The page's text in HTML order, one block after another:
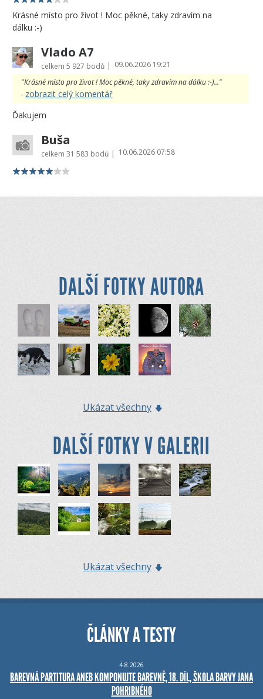
Krásné místo pro život ! Moc pěkné, taky zdravím na
dálku :-)
Vlado A7
celkem 5 927 bodů | 09.06.2026 19:21
"Krásné místo pro život ! Moc pěkné, taky zdravím na dálku :-)..."
- zobrazit celý komentář
Ďakujem
Buša
celkem 31 583 bodů | 10.06.2026 07:58
DALŠÍ FOTKY AUTORA
Ukázat všechny
DALŠÍ FOTKY V GALERII
Ukázat všechny
ČLÁNKY A TESTY
4.8.2026
BAREVNÁ PARTITURA ANEB KOMPONUJTE BAREVNĚ, 18. DÍL, ŠKOLA BARVY JANA
POHRIBNÉHO